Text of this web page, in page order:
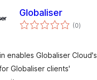
Globaliser
(0एकूण
मूल्यांकन
)
enables Globaliser Cloud's
Globaliser clients'